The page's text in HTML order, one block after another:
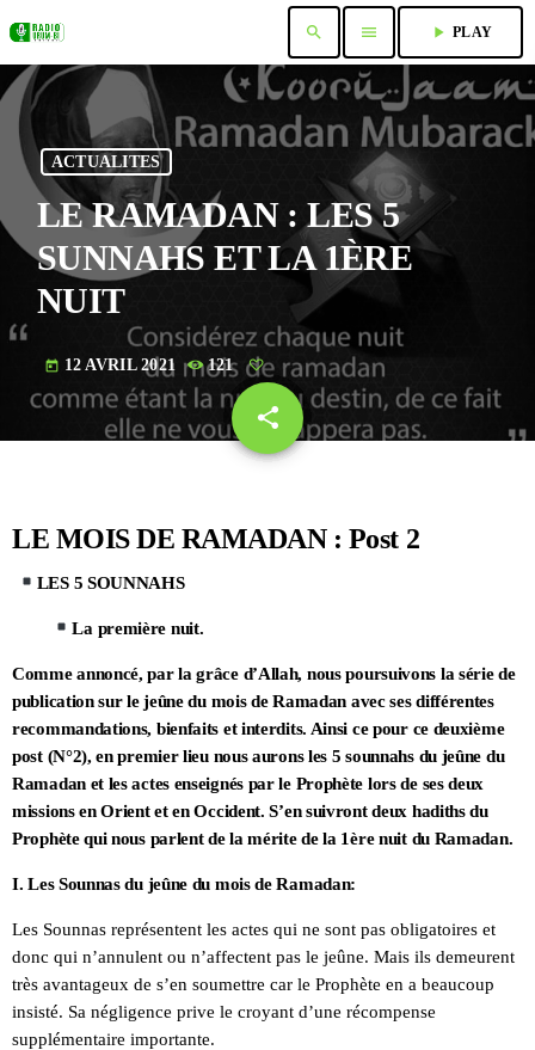
search menu play_arrow PLAY
ACTUALITES
LE RAMADAN : LES 5
SUNNAHS ET LA 1ÈRE
NUIT
today 12 AVRIL 2021 121
share
email
LE MOIS DE RAMADAN : Post 2
LES 5 SOUNNAHS
La première nuit.
Comme annoncé, par la grâce d’Allah, nous poursuivons la série de
publication sur le jeûne du mois de Ramadan avec ses différentes
recommandations, bienfaits et interdits. Ainsi ce pour ce deuxième
post (N°2), en premier lieu nous aurons les 5 sounnahs du jeûne du
Ramadan et les actes enseignés par le Prophète lors de ses deux
missions en Orient et en Occident. S’en suivront deux hadiths du
Prophète qui nous parlent de la mérite de la 1ère nuit du Ramadan.
I. Les Sounnas du jeûne du mois de Ramadan:
Les Sounnas représentent les actes qui ne sont pas obligatoires et
donc qui n’annulent ou n’affectent pas le jeûne. Mais ils demeurent
très avantageux de s’en soumettre car le Prophète en a beaucoup
insisté. Sa négligence prive le croyant d’une récompense
supplémentaire importante.